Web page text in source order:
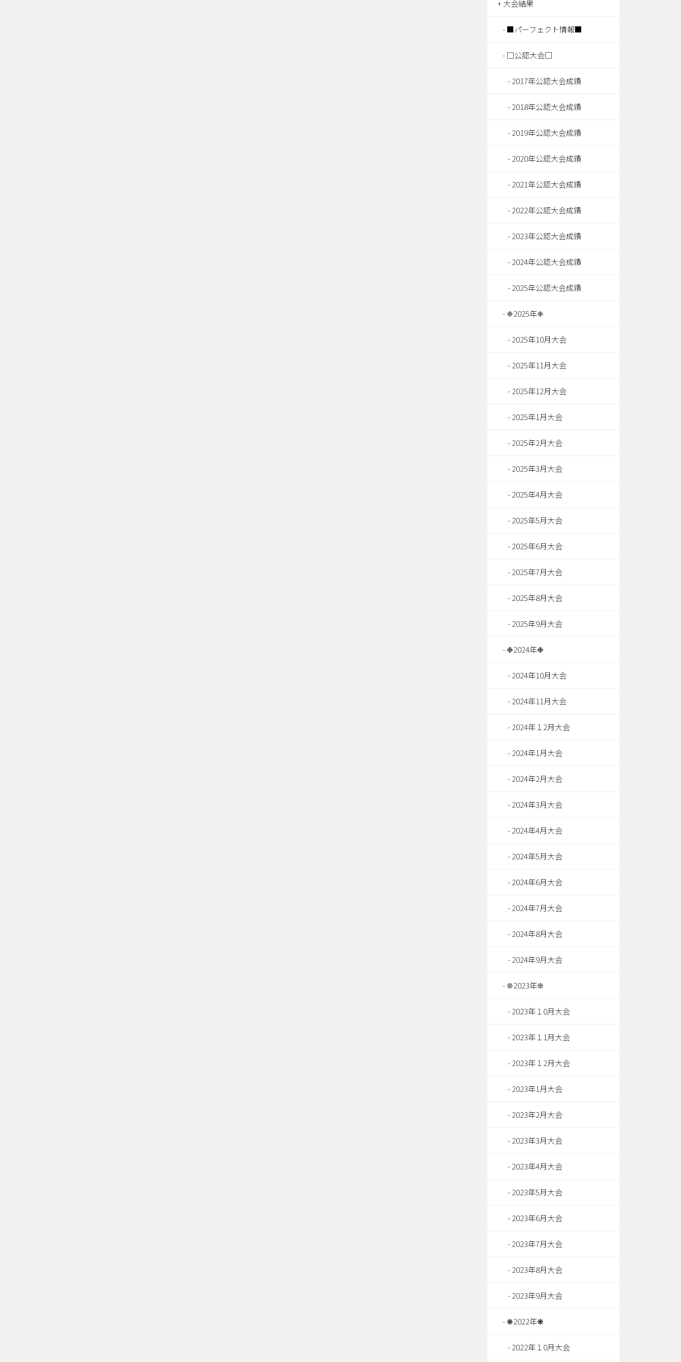
大会結果
■パーフェクト情報■
□公認大会□
2017年公認大会成績
2018年公認大会成績
2019年公認大会成績
2020年公認大会成績
2021年公認大会成績
2022年公認大会成績
2023年公認大会成績
2024年公認大会成績
2025年公認大会成績
❈2025年❈
2025年10月大会
2025年11月大会
2025年12月大会
2025年1月大会
2025年2月大会
2025年3月大会
2025年4月大会
2025年5月大会
2025年6月大会
2025年7月大会
2025年8月大会
2025年9月大会
❉2024年❉
2024年10月大会
2024年11月大会
2024年１2月大会
2024年1月大会
2024年2月大会
2024年3月大会
2024年4月大会
2024年5月大会
2024年6月大会
2024年7月大会
2024年8月大会
2024年9月大会
❊2023年❊
2023年１0月大会
2023年１1月大会
2023年１2月大会
2023年1月大会
2023年2月大会
2023年3月大会
2023年4月大会
2023年5月大会
2023年6月大会
2023年7月大会
2023年8月大会
2023年9月大会
❋2022年❋
2022年１0月大会